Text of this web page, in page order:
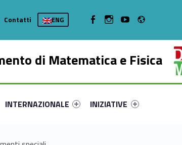
di Matematica e Fisica
35
primary-7622-44
Link identifier #link-menu-primary-18104-53
INTERNAZIONALE
Link identifier #link-menu-
INIZIATIVE
Contatti ENG WebMan on FacebookWebMan on Instagram
WebMan on Youtube